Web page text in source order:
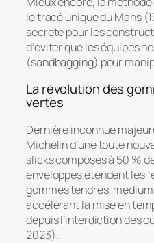
le tracé unique du Mans
secrète pour les
d’éviter que les équipes
(sandbagging) pour
La révolution des
vertes
Dernière inconnue
Michelin d’une toute
slicks composés à 50 %
enveloppes étendent les
gommes tendres,
accélérant la mise en
depuis l’interdiction des
2023).